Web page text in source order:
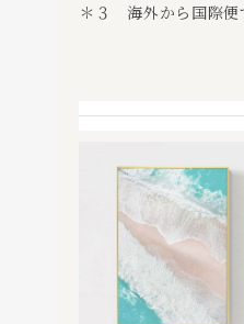
＊３ 海外から国際便